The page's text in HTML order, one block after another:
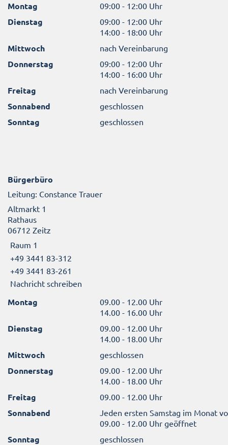
Montag 09:00 - 12:00 Uhr
Dienstag
09:00 - 12:00 Uhr
14:00 - 18:00 Uhr
Mittwoch nach Vereinbarung
Donnerstag
09:00 - 12:00 Uhr
14:00 - 16:00 Uhr
Freitag nach Vereinbarung
Sonnabend geschlossen
Sonntag geschlossen
Bürgerbüro
Leitung: Constance Trauer
Altmarkt 1
Rathaus
06712 Zeitz
Raum 1
+49 3441 83-312
+49 3441 83-261
Nachricht schreiben
Montag
09.00 - 12.00 Uhr
14.00 - 16.00 Uhr
Dienstag
09.00 - 12.00 Uhr
14.00 - 18.00 Uhr
Mittwoch geschlossen
Donnerstag
09.00 - 12.00 Uhr
14.00 - 18.00 Uhr
Freitag 09.00 - 12.00 Uhr
Sonnabend
Jeden ersten Samstag im Monat
09.00 - 12.00 Uhr geöffnet
Sonntag geschlossen